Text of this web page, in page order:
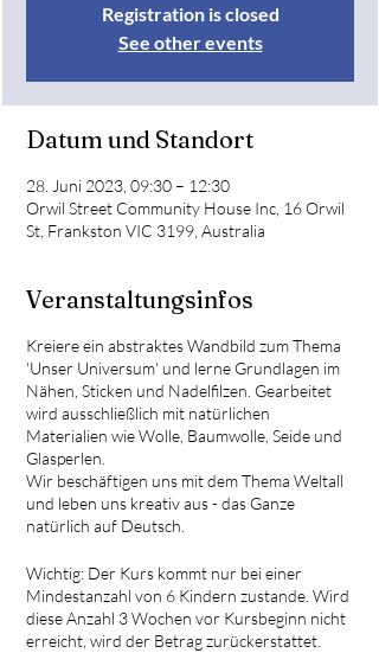
Registration is closed
See other events
Datum und Standort
28. Juni 2023, 09:30 – 12:30
Orwil Street Community House Inc, 16 Orwil
St, Frankston VIC 3199, Australia
Veranstaltungsinfos
Kreiere ein abstraktes Wandbild zum Thema
'Unser Universum' und lerne Grundlagen im
Nähen, Sticken und Nadelfilzen. Gearbeitet
wird ausschließlich mit natürlichen
Materialien wie Wolle, Baumwolle, Seide und
Glasperlen.
Wir beschäftigen uns mit dem Thema Weltall
und leben uns kreativ aus - das Ganze
natürlich auf Deutsch.
Wichtig: Der Kurs kommt nur bei einer
Mindestanzahl von 6 Kindern zustande. Wird
diese Anzahl 3 Wochen vor Kursbeginn nicht
erreicht, wird der Betrag zurückerstattet.